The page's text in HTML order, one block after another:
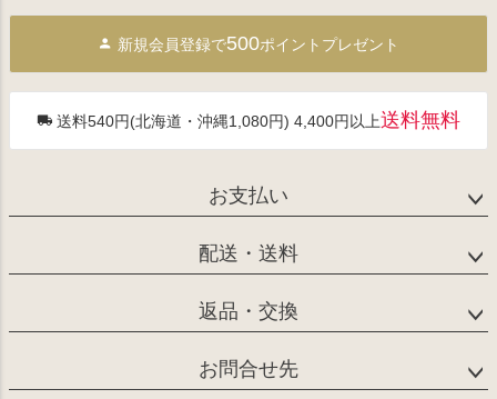
へ
新規会員登録で500ポイントプレゼント
送料540円(北海道・沖縄1,080円) 4,400円以上送料無料
お支払い
配送・送料
返品・交換
お問合せ先